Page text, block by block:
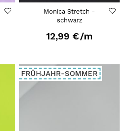
Monica Stretch -
schwarz
12,99 €/m
FRÜHJAHR-SOMMER